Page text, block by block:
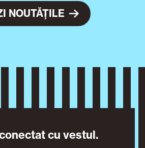
NOUTĂȚILE
cu vestul.